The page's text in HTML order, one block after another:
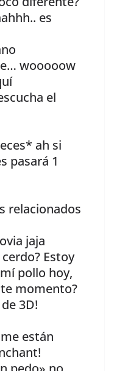
es
wooooow
el
ah si
pasará 1
relacionados
jaja
Estoy
pollo hoy,
momento?
3D!
están